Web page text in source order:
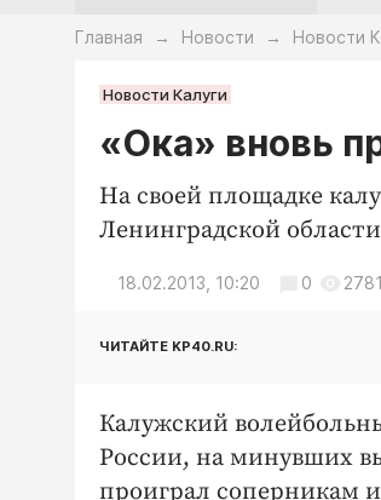
Главная → Новости → Новости
Новости Калуги
«Ока» вновь
На своей площадке
Ленинградской
18.02.2013, 10:20 0 2781
ЧИТАЙТЕ KP40.RU:
Калужский
России, на минувших
проиграл соперникам